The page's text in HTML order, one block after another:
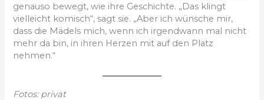
genauso bewegt, wie ihre Geschichte. „Das klingt
vielleicht komisch“, sagt sie. „Aber ich wünsche mir,
dass die Mädels mich, wenn ich irgendwann mal nicht
mehr da bin, in ihren Herzen mit auf den Platz
nehmen.“
Fotos: privat